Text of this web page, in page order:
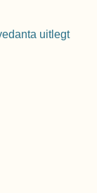
uitlegt